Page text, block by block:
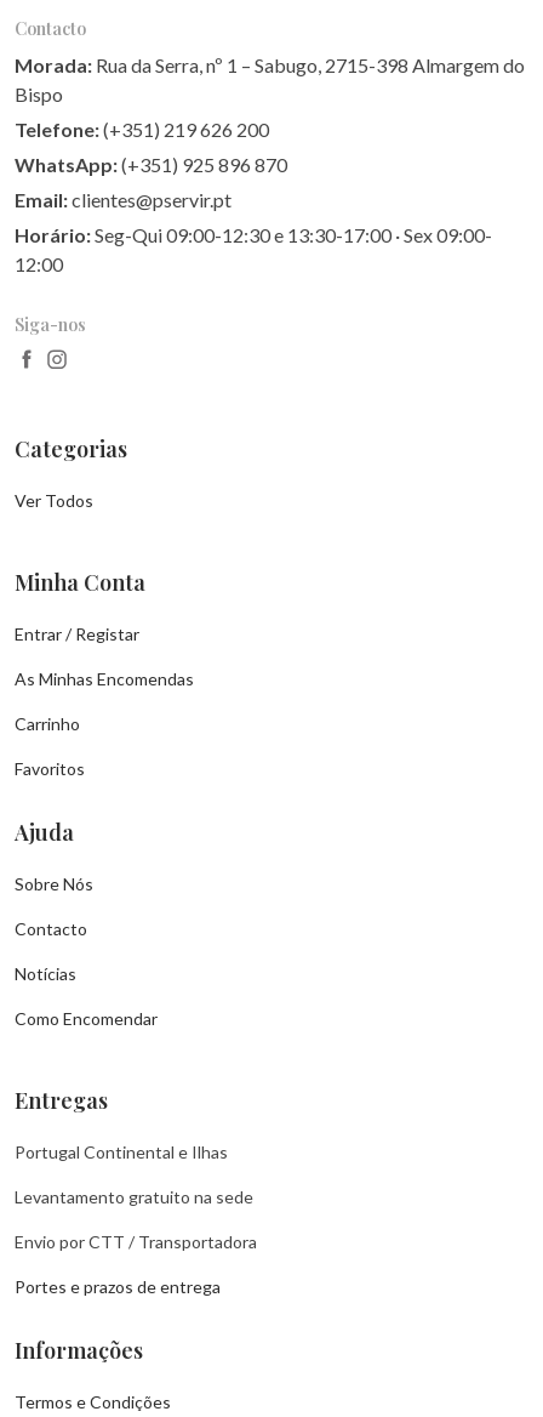
Contacto
Morada: Rua da Serra, nº 1 – Sabugo, 2715-398 Almargem do
Bispo
Telefone:(+351) 219 626 200
WhatsApp:(+351) 925 896 870
Email:clientes@pservir.pt
Horário:Seg-Qui 09:00-12:30 e 13:30-17:00 · Sex 09:00-
12:00
Siga-nos
Categorias
Ver Todos
Minha Conta
Entrar / Registar
As Minhas Encomendas
Carrinho
Favoritos
Ajuda
Sobre Nós
Contacto
Notícias
Como Encomendar
Entregas
Portugal Continental e Ilhas
Levantamento gratuito na sede
Envio por CTT / Transportadora
Portes e prazos de entrega
Informações
Termos e Condições